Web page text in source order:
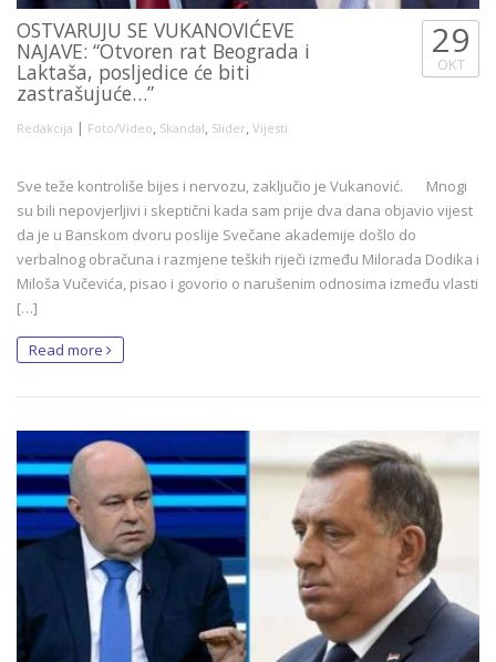
OSTVARUJU SE VUKANOVIĆEVE
NAJAVE: “Otvoren rat Beograda i
Laktaša, posljedice će biti
zastrašujuće…”
Redakcija | Foto/Video, Skandal, Slider, Vijesti
29
OKT
Sve teže kontroliše bijes i nervozu, zaključio je Vukanović. Mnogi
su bili nepovjerljivi i skeptični kada sam prije dva dana objavio vijest
da je u Banskom dvoru poslije Svečane akademije došlo do
verbalnog obračuna i razmjene teških riječi između Milorada Dodika i
Miloša Vučevića, pisao i govorio o narušenim odnosima između vlasti
[…]
Read more